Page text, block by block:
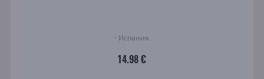
· Испания
14.98 €